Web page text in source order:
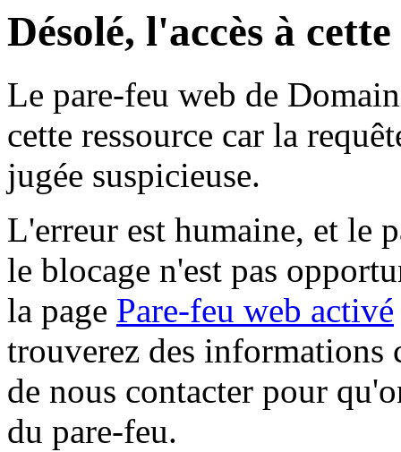
Désolé, l'accès à
Le pare-feu web de
cette ressource car la
jugée suspicieuse.
L'erreur est humaine, et le
le blocage n'est pas
la page Pare-feu web activé
trouverez des informations
de nous contacter pour
du pare-feu.